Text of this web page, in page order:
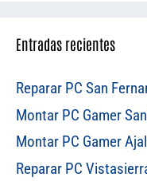
Entradas recientes
Reparar PC San
Montar PC Gamer
Montar PC Gamer
Reparar PC